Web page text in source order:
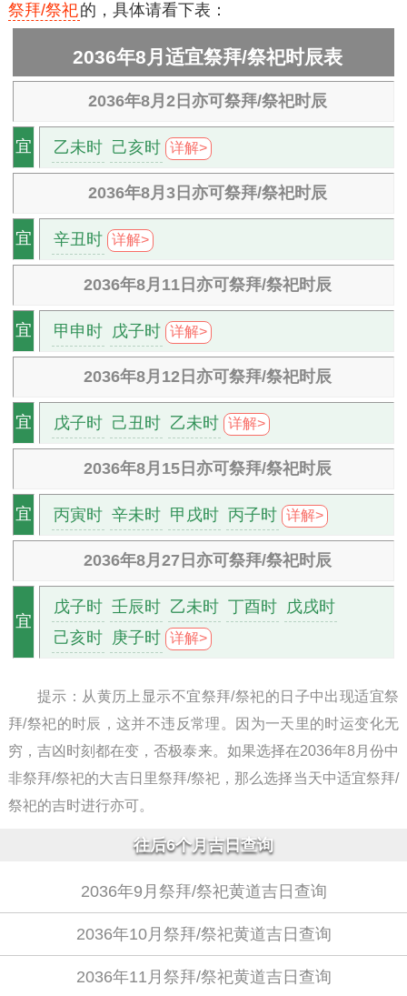
祭拜/祭祀的，具体请看下表：
2036年8月适宜祭拜/祭祀时辰表
2036年8月2日亦可祭拜/祭祀时辰
宜 乙未时 己亥时 详解>
2036年8月3日亦可祭拜/祭祀时辰
宜 辛丑时 详解>
2036年8月11日亦可祭拜/祭祀时辰
宜 甲申时 戊子时 详解>
2036年8月12日亦可祭拜/祭祀时辰
宜 戊子时 己丑时 乙未时 详解>
2036年8月15日亦可祭拜/祭祀时辰
宜 丙寅时 辛未时 甲戌时 丙子时 详解>
2036年8月27日亦可祭拜/祭祀时辰
宜
戊子时 壬辰时 乙未时 丁酉时 戊戌时
己亥时 庚子时 详解>
提示：从黄历上显示不宜祭拜/祭祀的日子中出现适宜祭
拜/祭祀的时辰，这并不违反常理。因为一天里的时运变化无
穷，吉凶时刻都在变，否极泰来。如果选择在2036年8月份中
非祭拜/祭祀的大吉日里祭拜/祭祀，那么选择当天中适宜祭拜/
祭祀的吉时进行亦可。
往后6个月吉日查询
2036年9月祭拜/祭祀黄道吉日查询
2036年10月祭拜/祭祀黄道吉日查询
2036年11月祭拜/祭祀黄道吉日查询